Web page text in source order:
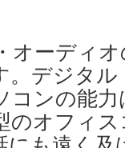
オーディ
。デジタ
コンの能
のオフィ